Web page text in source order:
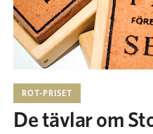
ROT-PRISET
De tävlar om